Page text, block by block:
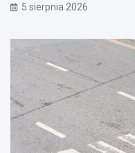
5 sierpnia 2026